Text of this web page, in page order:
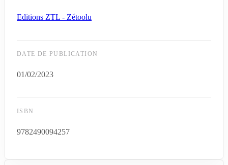
Editions ZTL - Zétoolu
DATE DE PUBLICATION
01/02/2023
ISBN
9782490094257